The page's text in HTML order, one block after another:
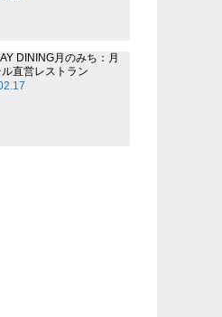
DINING月のみち：月
直営レストラン